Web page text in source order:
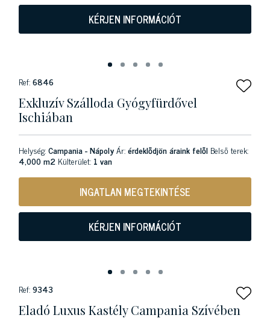
KÉRJEN INFORMÁCIÓT
Ref:6846
Exkluzív Szálloda Gyógyfürdővel
Ischiában
Helység:Campania - NápolyÁr:érdeklődjön áraink felől Belső terek:
4,000 m2 Külterület: 1 van
INGATLAN MEGTEKINTÉSE
KÉRJEN INFORMÁCIÓT
Ref:9343
Eladó Luxus Kastély Campania Szívében